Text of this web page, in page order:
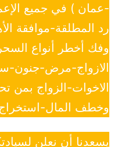
-عمان ) في جميع
رد المطلقة-موافقة
وفك أخطر أنواع
الازواج-مرض-جنون-
الاخوات-الزواج بمن
وخطف المال-استخراج
يسعدنا أن نعلن